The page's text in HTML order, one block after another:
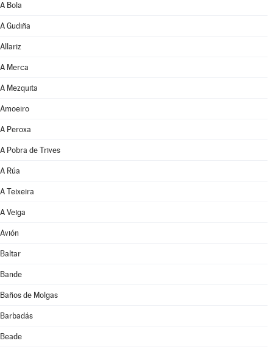
A Bola
A Gudiña
Allariz
A Merca
A Mezquita
Amoeiro
A Peroxa
A Pobra de Trives
A Rúa
A Teixeira
A Veiga
Avión
Baltar
Bande
Baños de Molgas
Barbadás
Beade